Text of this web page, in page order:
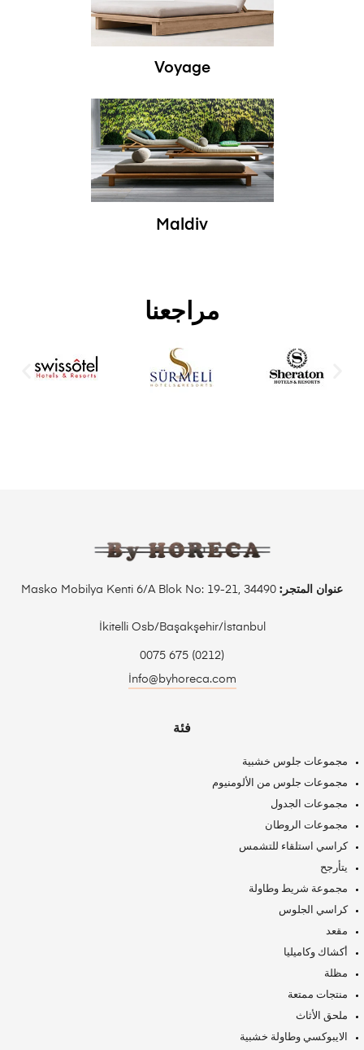
Voyage
Maldiv
مراجعنا
عنوان المتجر:
İkitelli Osb/Başakşehir/İstanbul
(0212) 675 0075
İnfo@byhoreca.com
فئة
مجموعات جلوس خشبية
مجموعات جلوس من الألومنيوم
مجموعات الجدول
مجموعات الروطان
كراسي استلقاء للتشمس
يتأرجح
مجموعة شريط وطاولة
كراسي الجلوس
مقعد
أكشاك وكاميليا
مظلة
منتجات ممتعة
ملحق الأثاث
الايبوكسي وطاولة خشبية